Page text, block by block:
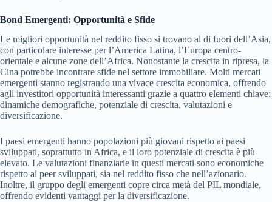
Bond Emergenti: Opportunità e Sfide
Le migliori opportunità nel reddito fisso si trovano al di fuori dell’Asia,
con particolare interesse per l’America Latina, l’Europa centro-
orientale e alcune zone dell’Africa. Nonostante la crescita in ripresa, la
Cina potrebbe incontrare sfide nel settore immobiliare. Molti mercati
emergenti stanno registrando una vivace crescita economica, offrendo
agli investitori opportunità interessanti grazie a quattro elementi chiave:
dinamiche demografiche, potenziale di crescita, valutazioni e
diversificazione.
I paesi emergenti hanno popolazioni più giovani rispetto ai paesi
sviluppati, soprattutto in Africa, e il loro potenziale di crescita è più
elevato. Le valutazioni finanziarie in questi mercati sono economiche
rispetto ai peer sviluppati, sia nel reddito fisso che nell’azionario.
Inoltre, il gruppo degli emergenti copre circa metà del PIL mondiale,
offrendo evidenti vantaggi per la diversificazione.